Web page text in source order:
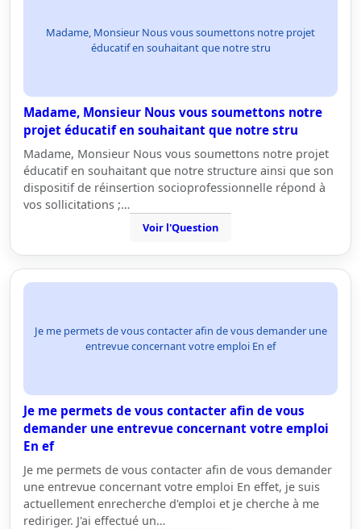
Madame, Monsieur Nous vous soumettons notre projet
éducatif en souhaitant que notre stru
Madame, Monsieur Nous vous soumettons notre
projet éducatif en souhaitant que notre stru
Madame, Monsieur Nous vous soumettons notre projet
éducatif en souhaitant que notre structure ainsi que son
dispositif de réinsertion socioprofessionnelle répond à
vos sollicitations ;…
Voir l'Question
Je me permets de vous contacter afin de vous demander une
entrevue concernant votre emploi En ef
Je me permets de vous contacter afin de vous
demander une entrevue concernant votre emploi
En ef
Je me permets de vous contacter afin de vous demander
une entrevue concernant votre emploi En effet, je suis
actuellement enrecherche d'emploi et je cherche à me
rediriger. J'ai effectué un…